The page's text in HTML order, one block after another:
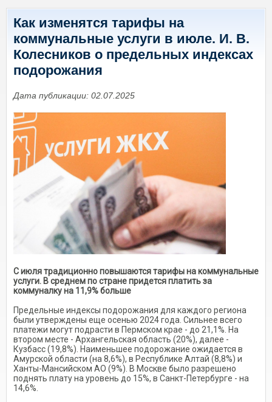
Как изменятся тарифы на
коммунальные услуги в июле. И. В.
Колесников о предельных индексах
подорожания
Дата публикации: 02.07.2025
С июля традиционно повышаются тарифы на коммунальные
услуги. В среднем по стране придется платить за
коммуналку на 11,9% больше
Предельные индексы подорожания для каждого региона
были утверждены еще осенью 2024 года. Сильнее всего
платежи могут подрасти в Пермском крае - до 21,1%. На
втором месте - Архангельская область (20%), далее -
Кузбасс (19,8%). Наименьшее подорожание ожидается в
Амурской области (на 8,6%), в Республике Алтай (8,8%) и
Ханты-Мансийском АО (9%). В Москве было разрешено
поднять плату на уровень до 15%, в Санкт-Петербурге - на
14,6%.